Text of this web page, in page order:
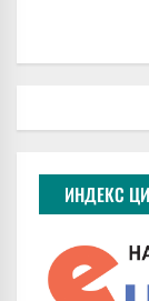
ИНДЕКС